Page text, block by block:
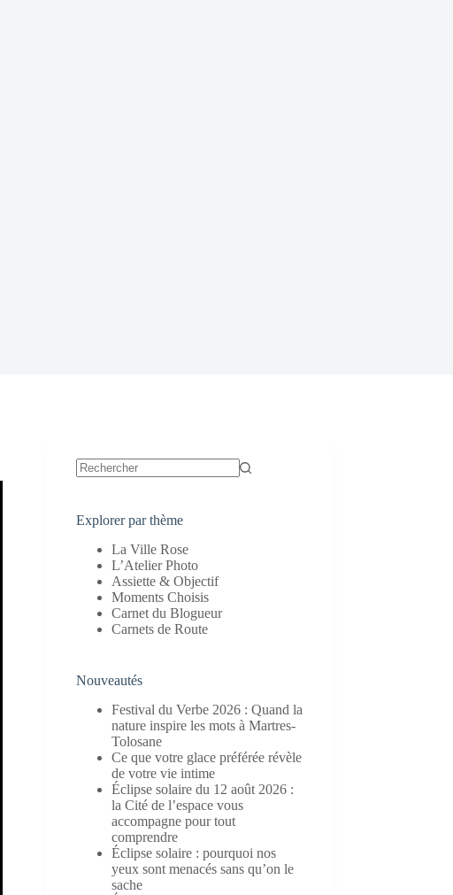
Explorer par thème
La Ville Rose
L’Atelier Photo
Assiette & Objectif
Moments Choisis
Carnet du Blogueur
Carnets de Route
Nouveautés
Festival du Verbe 2026 : Quand la
nature inspire les mots à Martres-
Tolosane
Ce que votre glace préférée révèle
de votre vie intime
Éclipse solaire du 12 août 2026 :
la Cité de l’espace vous
accompagne pour tout
comprendre
Éclipse solaire : pourquoi nos
yeux sont menacés sans qu’on le
sache